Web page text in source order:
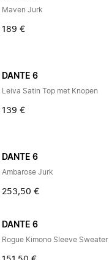
Maven Jurk
189 €
DANTE 6
Leiva Satin Top met Knopen
139 €
DANTE 6
Ambarose Jurk
253,50 €
DANTE 6
Rogue Kimono Sleeve Sweater